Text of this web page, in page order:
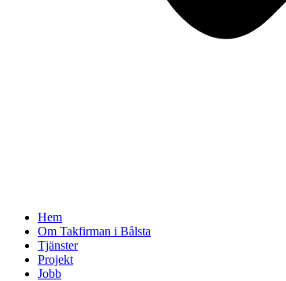
Hem
Om Takfirman i Bålsta
Tjänster
Projekt
Jobb